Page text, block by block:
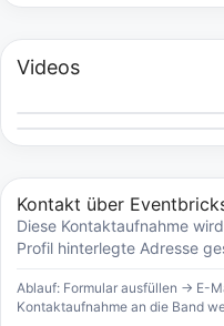
Videos
Kontakt über
Diese Kontaktaufnahme
Profil hinterlegte Adresse
Ablauf: Formular ausfüllen → E-
Kontaktaufnahme an die Band